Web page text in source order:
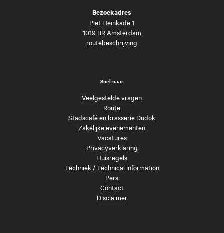
Bezoekadres
Piet Heinkade 1
1019 BR Amsterdam
routebeschrijving
Snel naar
Veelgestelde vragen
Route
Stadscafé en brasserie Dudok
Zakelijke evenementen
Vacatures
Privacyverklaring
Huisregels
Techniek/Technical information
Pers
Contact
Disclaimer